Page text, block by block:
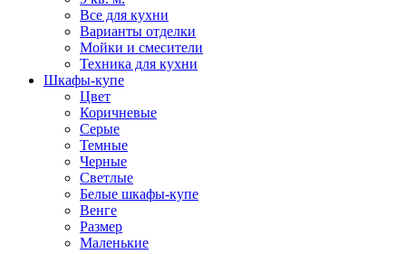
Все для кухни
Варианты отделки
Мойки и смесители
Техника для кухни
Шкафы-купе
Цвет
Коричневые
Серые
Темные
Черные
Светлые
Белые шкафы-купе
Венге
Размер
Маленькие